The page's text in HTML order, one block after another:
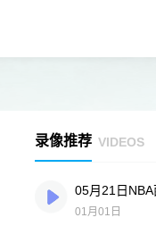
录像推荐 VIDEOS
01月01日